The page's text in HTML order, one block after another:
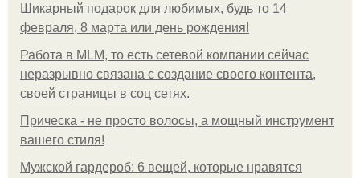
Шикарный подарок для любимых, будь то 14
февраля, 8 марта или день рождения!
Работа в MLM, то есть сетевой компании сейчас
неразрывно связана с создание своего контента,
своей страницы в соц сетях.
Прическа - не просто волосы, а мощный инструмент
вашего стиля!
Мужской гардероб: 6 вещей, которые нравятся